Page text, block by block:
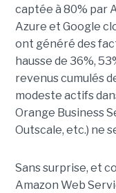
captée à 80% par
Azure et Google
ont généré des
hausse de 36%,
revenus cumulés
modeste actifs
Orange Business
Outscale, etc.) ne
Sans surprise, et
Amazon Web